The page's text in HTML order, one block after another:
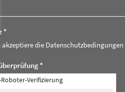
*
die Datenschutzbedingungen
*
Verifizierung